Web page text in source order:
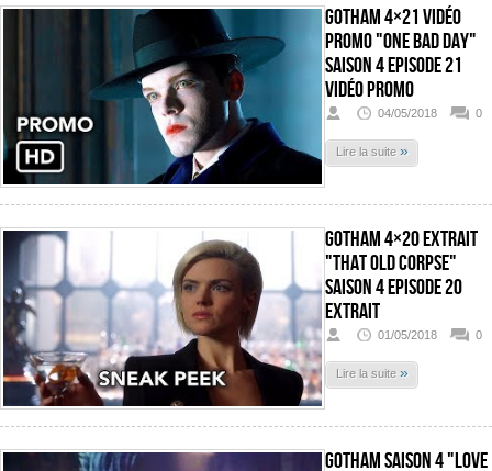
Gotham 4×21 Vidéo
promo "One Bad Day"
Saison 4 Episode 21
Vidéo promo
04/05/2018 0
Lire la suite »
Gotham 4×20 Extrait
"That Old Corpse"
Saison 4 Episode 20
Extrait
01/05/2018 0
Lire la suite »
Gotham Saison 4 "Love